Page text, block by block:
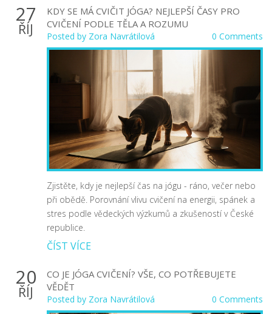
27
ŘÍJ
KDY SE MÁ CVIČIT JÓGA? NEJLEPŠÍ ČASY PRO
CVIČENÍ PODLE TĚLA A ROZUMU
Posted by Zora Navrátilová 0 Comments
Zjistěte, kdy je nejlepší čas na jógu - ráno, večer nebo
při obědě. Porovnání vlivu cvičení na energii, spánek a
stres podle vědeckých výzkumů a zkušeností v České
republice.
ČÍST VÍCE
20
ŘÍJ
CO JE JÓGA CVIČENÍ? VŠE, CO POTŘEBUJETE
VĚDĚT
Posted by Zora Navrátilová 0 Comments